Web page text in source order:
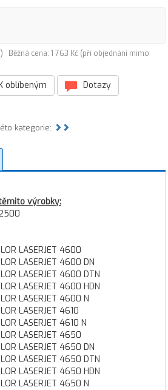
Běžná cena: 1 763 Kč (při objednání mimo
oblíbeným
Dotazy
kategorie:
výrobky:
LASERJET 4600
LASERJET 4600 DN
LASERJET 4600 DTN
LASERJET 4600 HDN
LASERJET 4600 N
LASERJET 4610
LASERJET 4610 N
LASERJET 4650
LASERJET 4650 DN
LASERJET 4650 DTN
LASERJET 4650 HDN
LASERJET 4650 N